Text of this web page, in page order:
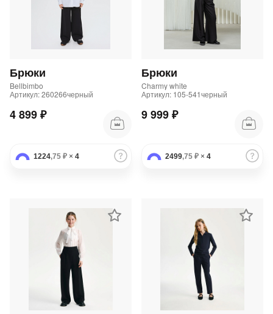
Брюки
Bellbimbo
Артикул: 260266черный
4 899 ₽
1224,75 ₽ × 4
Брюки
Charmy white
Артикул: 105-541черный
9 999 ₽
2499,75 ₽ × 4